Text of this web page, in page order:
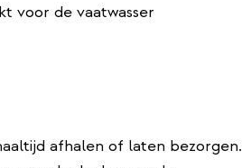
voor de vaatwasser
afhalen of laten bezorgen.